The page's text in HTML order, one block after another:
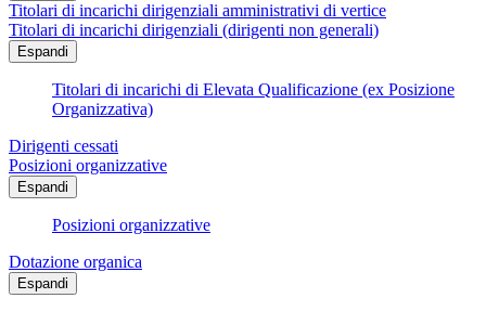
Titolari di incarichi dirigenziali amministrativi di vertice
Titolari di incarichi dirigenziali (dirigenti non generali)
Espandi
Titolari di incarichi di Elevata Qualificazione (ex Posizione
Organizzativa)
Dirigenti cessati
Posizioni organizzative
Espandi
Posizioni organizzative
Dotazione organica
Espandi